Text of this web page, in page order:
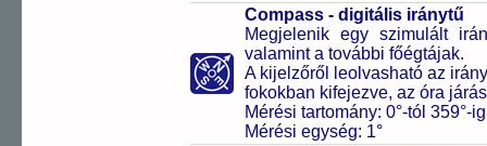
Compass - digitális iránytű
Megjelenik egy szimulált
valamint a további főégtájak.
A kijelzőről leolvasható az
fokokban kifejezve, az óra
Mérési tartomány: 0°-tól 359°-ig
Mérési egység: 1°